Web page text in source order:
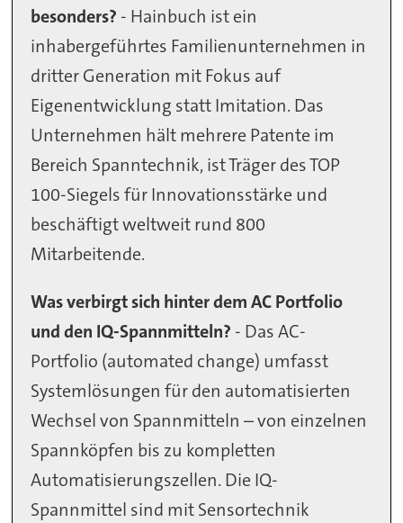
besonders? - Hainbuch ist ein
inhabergeführtes Familienunternehmen in
dritter Generation mit Fokus auf
Eigenentwicklung statt Imitation. Das
Unternehmen hält mehrere Patente im
Bereich Spanntechnik, ist Träger des TOP
100-Siegels für Innovationsstärke und
beschäftigt weltweit rund 800
Mitarbeitende.
Was verbirgt sich hinter dem AC Portfolio
und den IQ-Spannmitteln? - Das AC-
Portfolio (automated change) umfasst
Systemlösungen für den automatisierten
Wechsel von Spannmitteln – von einzelnen
Spannköpfen bis zu kompletten
Automatisierungszellen. Die IQ-
Spannmittel sind mit Sensortechnik